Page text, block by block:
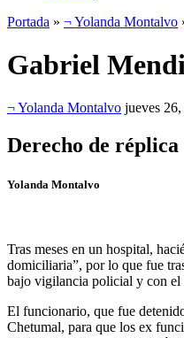
Portada » ¬ Yolanda Montalvo
Gabriel
¬ Yolanda Montalvo jueves
Derecho de réplica
Yolanda Montalvo
Tras meses en un hospital,
domiciliaria”, por lo que fue
bajo vigilancia policial y con el
El funcionario, que fue
Chetumal, para que los ex